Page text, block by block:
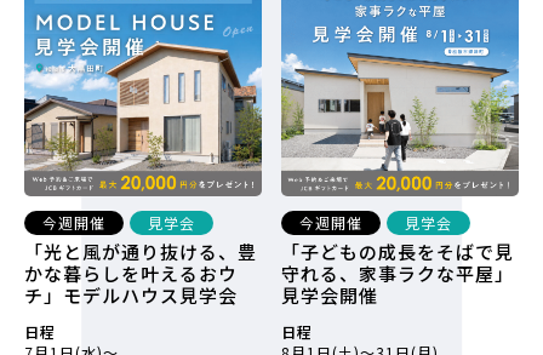
今週開催 見学会
「光と風が通り抜ける、豊
かな暮らしを叶えるおウ
チ」モデルハウス見学会
日程
今週開催 見学会
「子どもの成長をそばで見
守れる、家事ラクな平屋」
見学会開催
日程